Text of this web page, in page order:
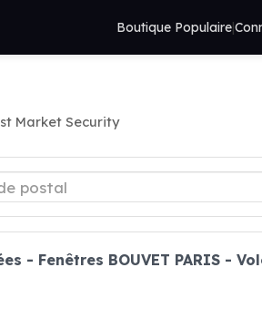
Boutique Populaire|
Market Security
- Fenêtres BOUVET PARIS -